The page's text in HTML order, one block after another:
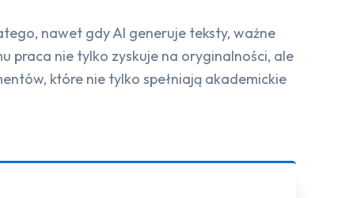
nawet gdy AI generuje teksty, ważne
praca nie tylko zyskuje na oryginalności, ale
które nie tylko spełniają akademickie